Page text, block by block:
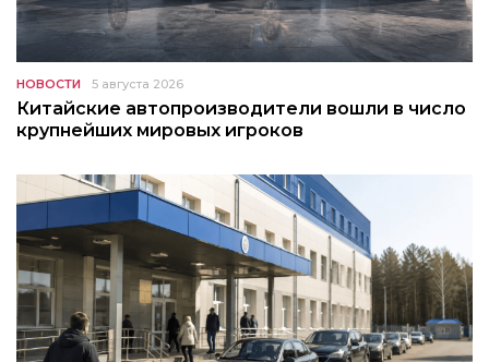
НОВОСТИ 5 августа 2026
Китайские автопроизводители вошли в число
крупнейших мировых игроков